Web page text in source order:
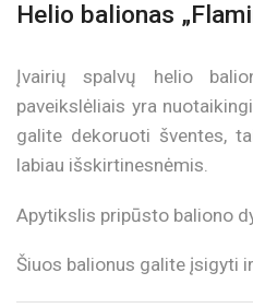
Helio balionas
Įvairių spalvų helio
paveikslėliais yra
galite dekoruoti šventes,
labiau išskirtinesnėmis.
Apytikslis pripūsto baliono
Šiuos balionus galite įsigyti ir